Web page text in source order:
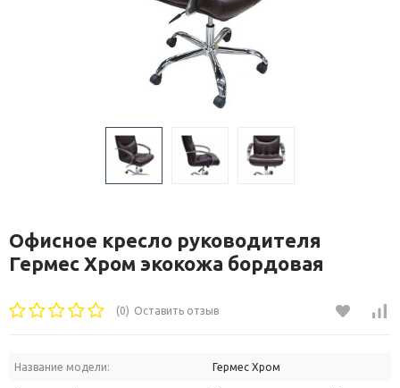
Офисное кресло руководителя
Гермес Хром экокожа бордовая
(0) Оставить отзыв
Название модели: Гермес Хром